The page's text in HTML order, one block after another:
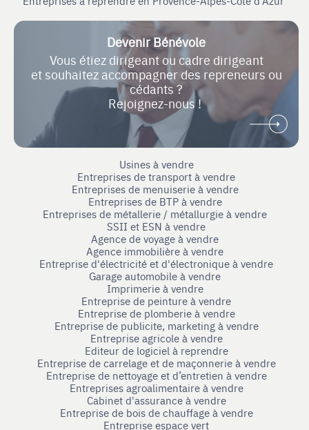
Devenir Bénévole
Vous étiez dirigeant ou cadre dirigeant
et souhaitez accompagner des repreneurs ou
cédants ?
Rejoignez-nous !
Usines à vendre
Entreprises de transport à vendre
Entreprises de menuiserie à vendre
Entreprises de BTP à vendre
Entreprises de métallerie / métallurgie à vendre
SSII et ESN à vendre
Agence de voyage à vendre
Agence immobilière à vendre
Entreprise d'électricité et d'électronique à vendre
Garage automobile à vendre
Imprimerie à vendre
Entreprise de peinture à vendre
Entreprise de plomberie à vendre
Entreprise de publicite, marketing à vendre
Entreprise agricole à vendre
Editeur de logiciel à reprendre
Entreprise de carrelage et de maçonnerie à vendre
Entreprise de nettoyage et d’entretien à vendre
Entreprises agroalimentaire à vendre
Cabinet d'assurance à vendre
Entreprise de bois de chauffage à vendre
Entreprise espace vert